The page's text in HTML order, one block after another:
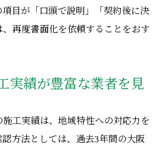
目が「口頭で説明」「契約後に決
再度書面化を依頼することをおす
実績が豊富な業者を見
工実績は、地域特性への対応力を
方法としては、過去3年間の大阪